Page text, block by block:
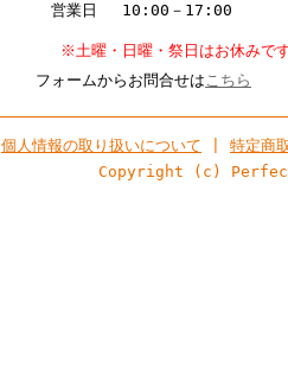
営業日 10:00－17:00
※土曜・日曜・祭日はお休みで
フォームからお問合せはこちら
個人情報の取り扱いについて
特定商
Copyright (c)